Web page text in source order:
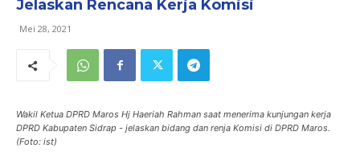
Jelaskan Rencana Kerja Komisi
Mei 28, 2021
Wakil Ketua DPRD Maros Hj Haeriah Rahman saat menerima kunjungan kerja
DPRD Kabupaten Sidrap - jelaskan bidang dan renja Komisi di DPRD Maros.
(Foto: ist)